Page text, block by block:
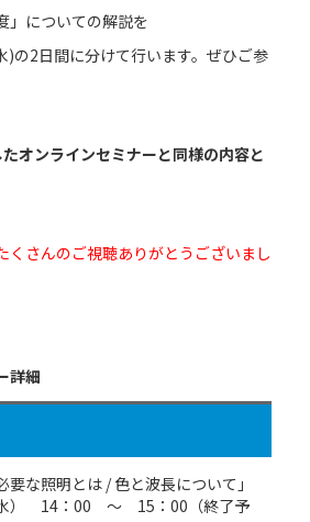
」についての解説を
)の2日間に分けて行います。ぜひご参
オンラインセミナーと同様の内容と
くさんのご視聴ありがとうございまし
詳細
要な照明とは / 色と波長について」
水） 14：00 ～ 15：00（終了予